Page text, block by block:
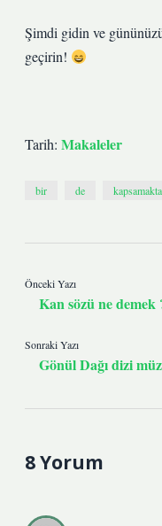
Şimdi gidin ve
geçirin!
Tarih: Makaleler
bir de
Önceki Yazı
Kan sözü ne demek
Sonraki Yazı
Gönül Dağı dizi
8 Yorum